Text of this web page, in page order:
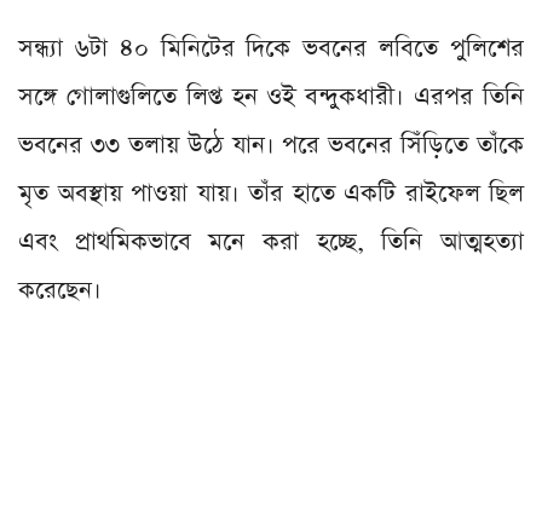
সন্ধ্যা ৬টা ৪০ মিনিটের দিকে ভবনের লবিতে পুলিশের
সঙ্গে গোলাগুলিতে লিপ্ত হন ওই বন্দুকধারী। এরপর তিনি
ভবনের ৩৩ তলায় উঠে যান। পরে ভবনের সিঁড়িতে তাঁকে
মৃত অবস্থায় পাওয়া যায়। তাঁর হাতে একটি রাইফেল ছিল
এবং প্রাথমিকভাবে মনে করা হচ্ছে, তিনি আত্মহত্যা
করেছেন।